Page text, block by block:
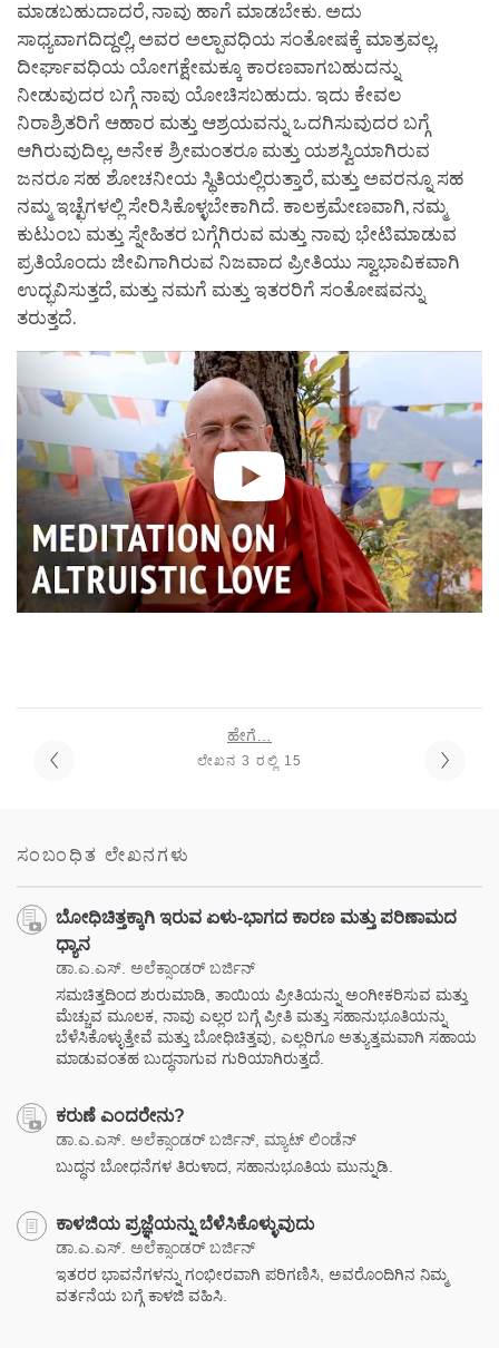
ಮಾಡಬಹುದಾದರೆ, ನಾವು ಹಾಗೆ ಮಾಡಬೇಕು. ಅದು
ಸಾಧ್ಯವಾಗದಿದ್ದಲ್ಲಿ, ಅವರ ಅಲ್ಪಾವಧಿಯ ಸಂತೋಷಕ್ಕೆ ಮಾತ್ರವಲ್ಲ,
ದೀರ್ಘಾವಧಿಯ ಯೋಗಕ್ಷೇಮಕ್ಕೂ ಕಾರಣವಾಗಬಹುದನ್ನು
ನೀಡುವುದರ ಬಗ್ಗೆ ನಾವು ಯೋಚಿಸಬಹುದು. ಇದು ಕೇವಲ
ನಿರಾಶ್ರಿತರಿಗೆ ಆಹಾರ ಮತ್ತು ಆಶ್ರಯವನ್ನು ಒದಗಿಸುವುದರ ಬಗ್ಗೆ
ಆಗಿರುವುದಿಲ್ಲ, ಅನೇಕ ಶ್ರೀಮಂತರೂ ಮತ್ತು ಯಶಸ್ವಿಯಾಗಿರುವ
ಜನರೂ ಸಹ ಶೋಚನೀಯ ಸ್ಥಿತಿಯಲ್ಲಿರುತ್ತಾರೆ, ಮತ್ತು ಅವರನ್ನೂ ಸಹ
ನಮ್ಮ ಇಚ್ಛೆಗಳಲ್ಲಿ ಸೇರಿಸಿಕೊಳ್ಳಬೇಕಾಗಿದೆ. ಕಾಲಕ್ರಮೇಣವಾಗಿ, ನಮ್ಮ
ಕುಟುಂಬ ಮತ್ತು ಸ್ನೇಹಿತರ ಬಗ್ಗೆಗಿರುವ ಮತ್ತು ನಾವು ಭೇಟಿಮಾಡುವ
ಪ್ರತಿಯೊಂದು ಜೀವಿಗಾಗಿರುವ ನಿಜವಾದ ಪ್ರೀತಿಯು ಸ್ವಾಭಾವಿಕವಾಗಿ
ಉದ್ಭವಿಸುತ್ತದೆ, ಮತ್ತು ನಮಗೆ ಮತ್ತು ಇತರರಿಗೆ ಸಂತೋಷವನ್ನು
ತರುತ್ತದೆ.
ಹೇಗೆ…
ಲೇಖನ 3 ರಲ್ಲಿ 15
ಸಂಬಂಧಿತ ಲೇಖನಗಳು
ಬೋಧಿಚಿತ್ತಕ್ಕಾಗಿ ಇರುವ ಏಳು-ಭಾಗದ ಕಾರಣ ಮತ್ತು ಪರಿಣಾಮದ
ಧ್ಯಾನ
ಡಾ.ಎ.ಎಸ್. ಅಲೆಕ್ಸಾಂಡರ್ ಬರ್ಜಿನ್
ಸಮಚಿತ್ತದಿಂದ ಶುರುಮಾಡಿ, ತಾಯಿಯ ಪ್ರೀತಿಯನ್ನು ಅಂಗೀಕರಿಸುವ ಮತ್ತು
ಮೆಚ್ಚುವ ಮೂಲಕ, ನಾವು ಎಲ್ಲರ ಬಗ್ಗೆ ಪ್ರೀತಿ ಮತ್ತು ಸಹಾನುಭೂತಿಯನ್ನು
ಬೆಳೆಸಿಕೊಳ್ಳುತ್ತೇವೆ ಮತ್ತು ಬೋಧಿಚಿತ್ತವು, ಎಲ್ಲರಿಗೂ ಅತ್ಯುತ್ತಮವಾಗಿ ಸಹಾಯ
ಮಾಡುವಂತಹ ಬುದ್ಧನಾಗುವ ಗುರಿಯಾಗಿರುತ್ತದೆ.
ಕರುಣೆ ಎಂದರೇನು?
ಡಾ.ಎ.ಎಸ್. ಅಲೆಕ್ಸಾಂಡರ್ ಬರ್ಜಿನ್, ಮ್ಯಾಟ್ ಲಿಂಡೆನ್
ಬುದ್ಧನ ಬೋಧನೆಗಳ ತಿರುಳಾದ, ಸಹಾನುಭೂತಿಯ ಮುನ್ನುಡಿ.
ಕಾಳಜಿಯ ಪ್ರಜ್ಞೆಯನ್ನು ಬೆಳೆಸಿಕೊಳ್ಳುವುದು
ಡಾ.ಎ.ಎಸ್. ಅಲೆಕ್ಸಾಂಡರ್ ಬರ್ಜಿನ್
ಇತರರ ಭಾವನೆಗಳನ್ನು ಗಂಭೀರವಾಗಿ ಪರಿಗಣಿಸಿ, ಅವರೊಂದಿಗಿನ ನಿಮ್ಮ
ವರ್ತನೆಯ ಬಗ್ಗೆ ಕಾಳಜಿ ವಹಿಸಿ.